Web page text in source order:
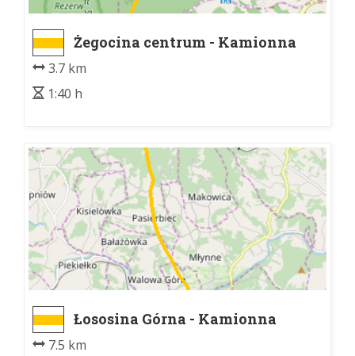
Żegocina centrum - Kamionna
3.7 km
1:40 h
Łososina Górna - Kamionna
7.5 km